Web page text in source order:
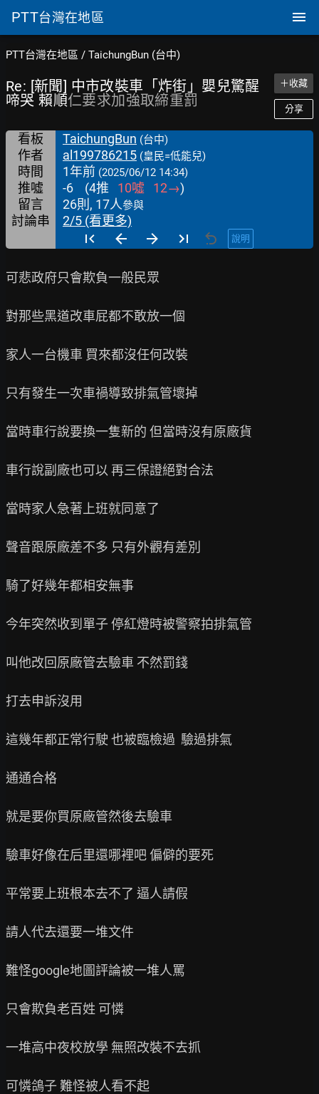
PTT台灣在地區
PTT台灣在地區 / TaichungBun (台中)
Re: [新聞] 中市改裝車「炸街」嬰兒驚醒
啼哭 賴順仁要求加強取締重罰
＋收藏
分享
看板 TaichungBun (台中)
作者 al199786215 (皇民=低能兒)
時間 1年前 (2025/06/12 14:34)
推噓 -6 (4推 10噓 12→)
留言
26則, 17人參與
討論串 2/5 (看更多)
說明
可悲政府只會欺負一般民眾
對那些黑道改車屁都不敢放一個
家人一台機車 買來都沒任何改裝
只有發生一次車禍導致排氣管壞掉
當時車行說要換一隻新的 但當時沒有原廠貨
車行說副廠也可以 再三保證絕對合法
當時家人急著上班就同意了
聲音跟原廠差不多 只有外觀有差別
騎了好幾年都相安無事
今年突然收到單子 停紅燈時被警察拍排氣管
叫他改回原廠管去驗車 不然罰錢
打去申訴沒用
這幾年都正常行駛 也被臨檢過  驗過排氣
通通合格
就是要你買原廠管然後去驗車
驗車好像在后里還哪裡吧 偏僻的要死
平常要上班根本去不了 逼人請假
請人代去還要一堆文件
難怪google地圖評論被一堆人罵
只會欺負老百姓 可憐
一堆高中夜校放學 無照改裝不去抓
可憐鴿子 難怪被人看不起